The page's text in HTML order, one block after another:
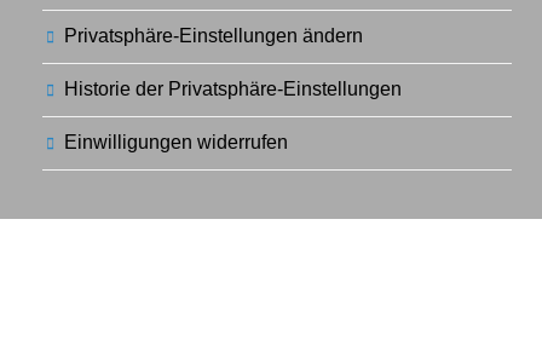
Privatsphäre-Einstellungen ändern
Historie der Privatsphäre-Einstellungen
Einwilligungen widerrufen